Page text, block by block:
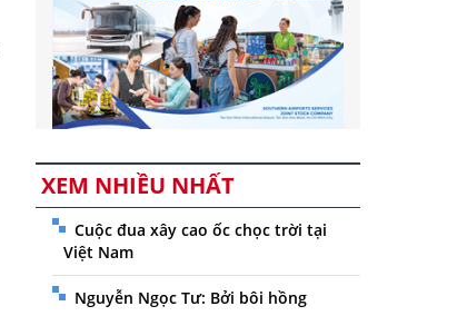
XEM NHIỀU NHẤT
Cuộc đua xây cao ốc chọc trời tại
Việt Nam
Nguyễn Ngọc Tư: Bởi bôi hồng